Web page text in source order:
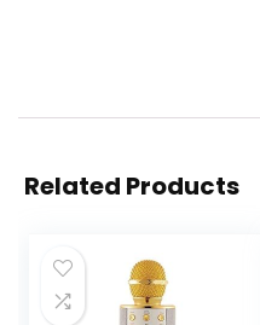
Related Products